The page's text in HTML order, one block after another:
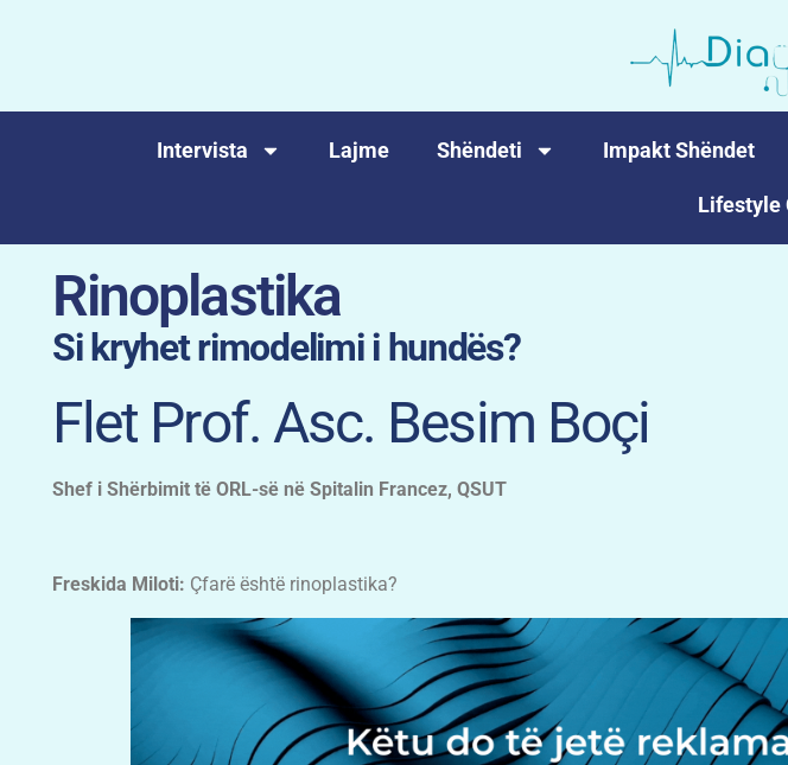
Intervista Lajme Shëndeti Impakt Shëndet
Lifestyle
Rinoplastika
Si kryhet rimodelimi i hundës?
Flet Prof. Asc. Besim Boçi
Shef i Shërbimit të ORL-së në Spitalin Francez, QSUT
Freskida Miloti: Çfarë është rinoplastika?